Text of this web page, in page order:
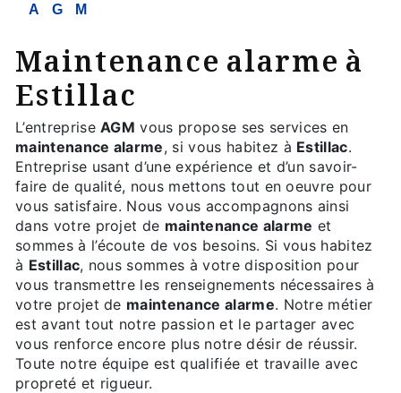
AGM
maintenance alarme à
Estillac
L’entrepriseAGM vous propose ses services en
maintenance alarme, si vous habitez à Estillac.
Entreprise usant d’une expérience et d’un savoir-
faire de qualité, nous mettons tout en oeuvre pour
vous satisfaire. Nous vous accompagnons ainsi
dans votre projet de maintenance alarme et
sommes à l’écoute de vos besoins. Si vous habitez
à Estillac, nous sommes à votre disposition pour
vous transmettre les renseignements nécessaires à
votre projet de maintenance alarme. Notre métier
est avant tout notre passion et le partager avec
vous renforce encore plus notre désir de réussir.
Toute notre équipe est qualifiée et travaille avec
propreté et rigueur.